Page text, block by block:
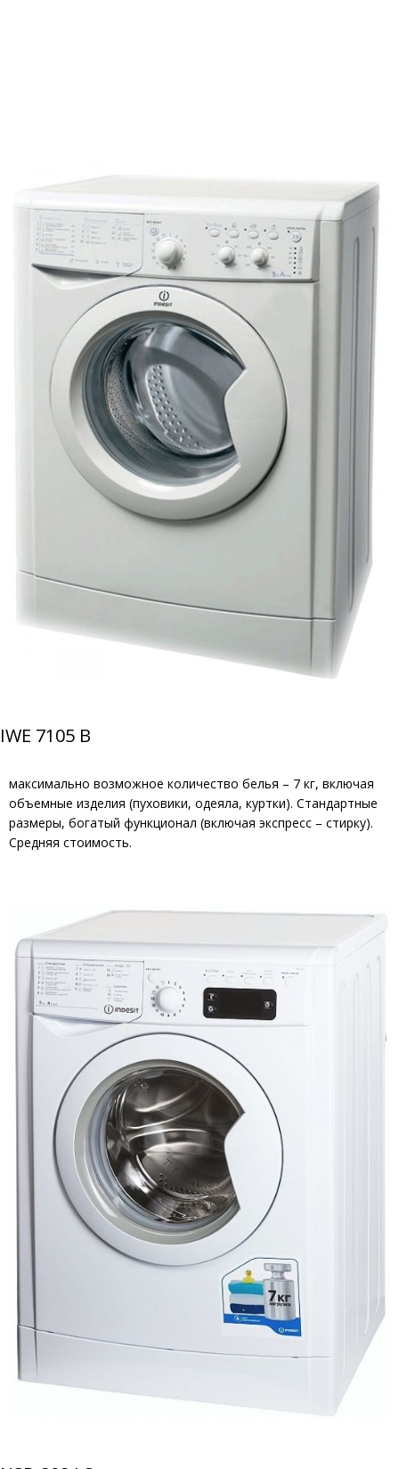
IWE 7105 B
максимально возможное количество белья – 7 кг, включая
объемные изделия (пуховики, одеяла, куртки). Стандартные
размеры, богатый функционал (включая экспресс – стирку).
Средняя стоимость.